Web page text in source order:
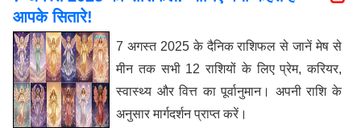
आपके सितारे!
7 अगस्त 2025 के दैनिक राशिफल से जानें मेष से
मीन तक सभी 12 राशियों के लिए प्रेम, करियर,
स्वास्थ्य और वित्त का पूर्वानुमान। अपनी राशि के
अनुसार मार्गदर्शन प्राप्त करें।